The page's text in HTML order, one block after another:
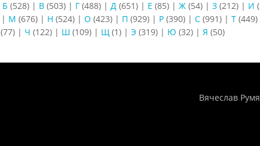
Б (528) | В (503) | Г (488) | Д (651) | Е (85) | Ж (54) | З (212) | И
| М (676) | Н (524) | О (423) | П (929) | Р (390) | С (991) | Т (449)
(77) | Ч (122) | Ш (109) | Щ (1) | Э (319) | Ю (32) | Я (50)
Вячеслав